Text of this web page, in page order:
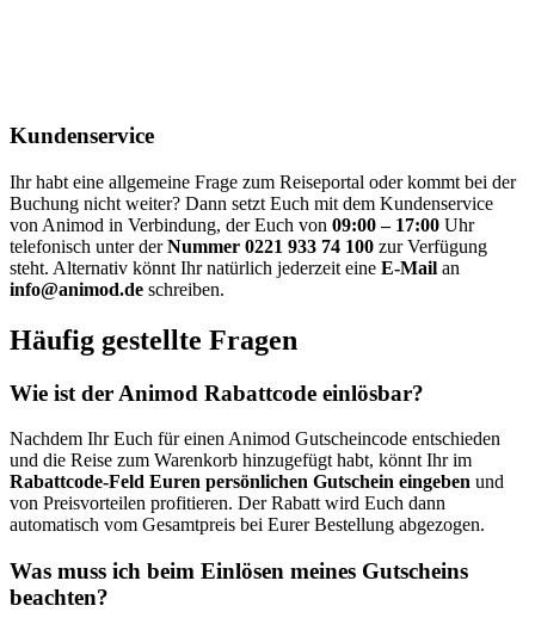
Kundenservice
Ihr habt eine allgemeine Frage zum Reiseportal oder kommt bei der
Buchung nicht weiter? Dann setzt Euch mit dem Kundenservice
von Animod in Verbindung, der Euch von 09:00 – 17:00 Uhr
telefonisch unter derNummer 0221 933 74 100 zur Verfügung
steht. Alternativ könnt Ihr natürlich jederzeit eine E-Mail an
info@animod.de schreiben.
Häufig gestellte Fragen
Wie ist der Animod Rabattcode einlösbar?
Nachdem Ihr Euch für einen Animod Gutscheincode entschieden
und die Reise zum Warenkorb hinzugefügt habt, könnt Ihr im
Rabattcode-Feld Euren persönlichen Gutschein eingeben und
von Preisvorteilen profitieren. Der Rabatt wird Euch dann
automatisch vom Gesamtpreis bei Eurer Bestellung abgezogen.
Was muss ich beim Einlösen meines Gutscheins
beachten?